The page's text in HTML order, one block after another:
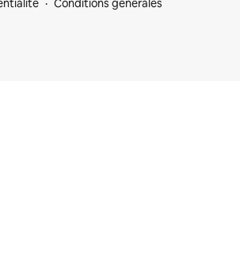
Conditions générales